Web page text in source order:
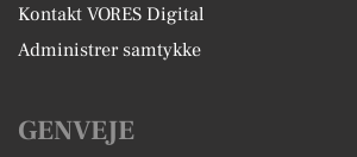
Kontakt VORES Digital
Administrer samtykke
GENVEJE